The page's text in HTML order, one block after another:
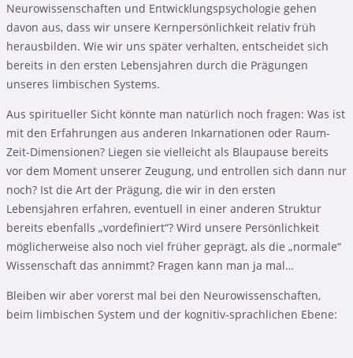
Neurowissenschaften und Entwicklungspsychologie gehen
davon aus, dass wir unsere Kernpersönlichkeit relativ früh
herausbilden. Wie wir uns später verhalten, entscheidet sich
bereits in den ersten Lebensjahren durch die Prägungen
unseres limbischen Systems.
Aus spiritueller Sicht könnte man natürlich noch fragen: Was ist
mit den Erfahrungen aus anderen Inkarnationen oder Raum-
Zeit-Dimensionen? Liegen sie vielleicht als Blaupause bereits
vor dem Moment unserer Zeugung, und entrollen sich dann nur
noch? Ist die Art der Prägung, die wir in den ersten
Lebensjahren erfahren, eventuell in einer anderen Struktur
bereits ebenfalls „vordefiniert“? Wird unsere Persönlichkeit
möglicherweise also noch viel früher geprägt, als die „normale“
Wissenschaft das annimmt? Fragen kann man ja mal…
Bleiben wir aber vorerst mal bei den Neurowissenschaften,
beim limbischen System und der kognitiv-sprachlichen Ebene: